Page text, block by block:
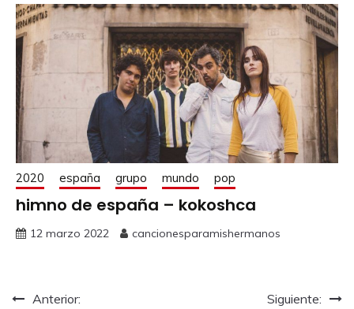
2020 españa grupo mundo pop
himno de españa – kokoshca
12 marzo 2022 cancionesparamishermanos
Anterior:
Siguiente: